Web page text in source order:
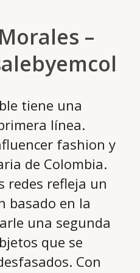
–
tiene una
línea.
fashion y
de Colombia.
redes refleja un
basado en la
una segunda
que se
Con